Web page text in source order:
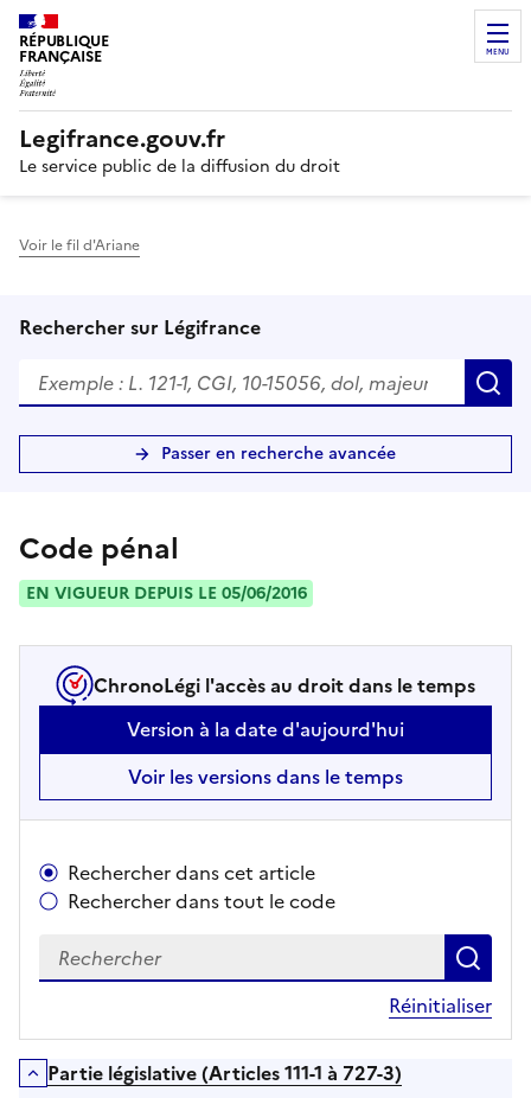
RÉPUBLIQUE
FRANÇAISE MENU
Legifrance.gouv.fr
Le service public de la diffusion du droit
Voir le fil d'Ariane
Rechercher sur Légifrance
Passer en recherche avancée
Code pénal
EN VIGUEUR DEPUIS LE 05/06/2016
ChronoLégi l'accès au droit dans le temps
Version à la date d'aujourd'hui
Voir les versions dans le temps
Rechercher dans cet article
Rechercher dans tout le code
Réinitialiserle
Partie législative (Articles 111-1 à 727-3)
Déplier/Replier